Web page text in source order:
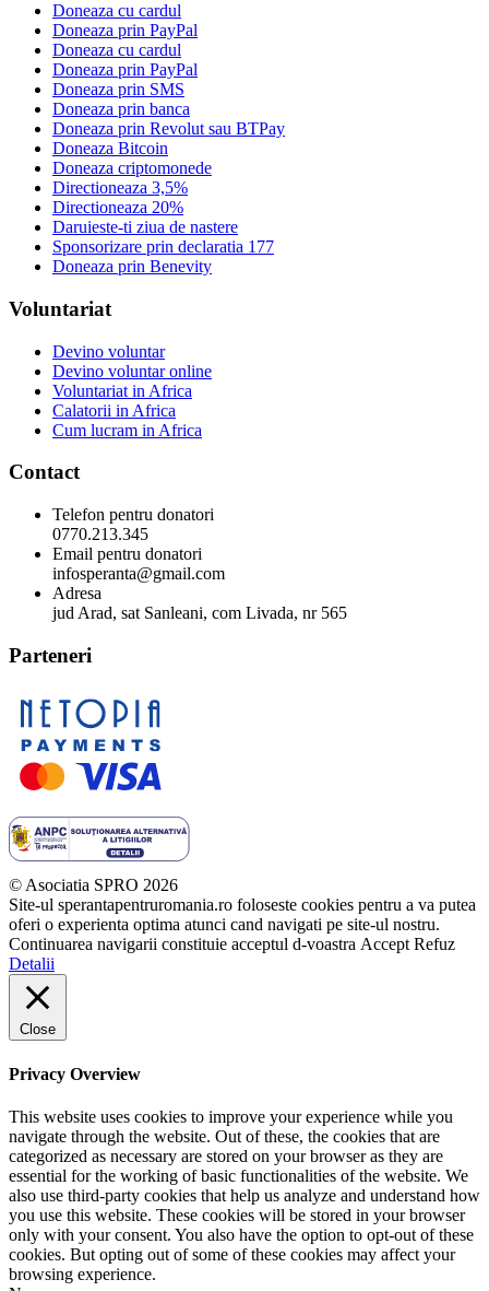
Doneaza cu cardul
Doneaza prin PayPal
Doneaza cu cardul
Doneaza prin PayPal
Doneaza prin SMS
Doneaza prin banca
Doneaza prin Revolut sau BTPay
Doneaza Bitcoin
Doneaza criptomonede
Directioneaza 3,5%
Directioneaza 20%
Daruieste-ti ziua de nastere
Sponsorizare prin declaratia 177
Doneaza prin Benevity
Voluntariat
Devino voluntar
Devino voluntar online
Voluntariat in Africa
Calatorii in Africa
Cum lucram in Africa
Contact
Telefon pentru donatori
0770.213.345
Email pentru donatori
infosperanta@gmail.com
Adresa
jud Arad, sat Sanleani, com Livada, nr 565
Parteneri
© Asociatia SPRO 2026
Site-ul sperantapentruromania.ro foloseste cookies pentru a va putea
oferi o experienta optima atunci cand navigati pe site-ul nostru.
Continuarea navigarii constituie acceptul d-voastra Accept Refuz
Detalii
Close
Privacy Overview
This website uses cookies to improve your experience while you
navigate through the website. Out of these, the cookies that are
categorized as necessary are stored on your browser as they are
essential for the working of basic functionalities of the website. We
also use third-party cookies that help us analyze and understand how
you use this website. These cookies will be stored in your browser
only with your consent. You also have the option to opt-out of these
cookies. But opting out of some of these cookies may affect your
browsing experience.